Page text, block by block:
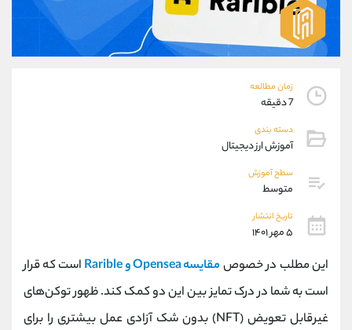
زمان مطالعه
7 دقیقه
دسته بندی
آموزش ارز دیجیتال
سطح آموزش
متوسط
تاریخ انتشار
۵ مهر ۱۴۰۱
این مطلب در خصوص مقایسه Opensea و Rarible
است که قرار
است به شما در درک تمایز بین این دو کمک کند. ظهور توکن‌های
غیرقابل تعویض (NFT) بدون شک آزادی عمل بیشتری را برای
09194198792
واتساپ شروع گفتگو
تلگرام @Armteam_admin_33
پشتیبان فروش
موبایل
واتساپ
داخلی
اطلاعات تماس (دفتر فروش)
021-22021030
بدون پیش شماره 90001030
اینستاگرام @alireza.mehrabii